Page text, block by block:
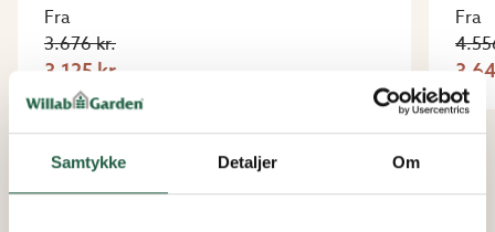
Samtykke Detaljer Om
Fra
3.676 kr.
3.125 kr.
Fra
Flere termotag